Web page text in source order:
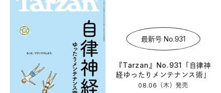
最新号 No.931
『Tarzan』No.931「自律神
経ゆったりメンテナンス術」
08.06（木）発売